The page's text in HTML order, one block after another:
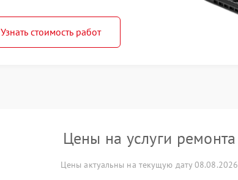
Узнать стоимость работ
Цены на услуги ремонта
Цены актуальны на текущую дату 08.08.2026